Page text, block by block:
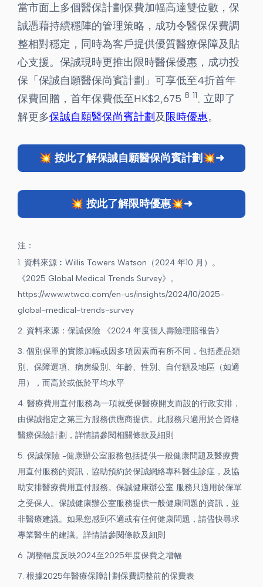
當市面上多個醫保計劃保費加幅高達雙位數，保
誠憑藉持續穩陣的管理策略，成功令醫保保費調
整相對穩定，同時為客戶提供優質醫療保障及貼
心支援。保誠現時更推出限時醫保優惠，成功投
保「保誠自願醫保尚賓計劃」可享低至4折首年
保費回贈，首年保費低至HK$2,675 8 11
。 立即了
解更多保誠自願醫保尚賓計劃 及限時優惠。
💥 按此了解保誠自願醫保尚賓計劃💥➜
💥 按此了解限時優惠💥➜
注：
1. 資料來源︰Willis Towers Watson（2024 年10 月）。
《2025 Global Medical Trends Survey》。
https://www.wtwco.com/en-us/insights/2024/10/2025-
global-medical-trends-survey
2. 資料來源：保誠保險 《2024 年度個人壽險理賠報告》
3. 個別保單的實際加幅或因多項因素而有所不同，包括產品類
別、保障選項、病房級別、年齡、性別、自付額及地區（如適
用），而高於或低於平均水平
4. 醫療費用直付服務為一項就受保醫療開支而設的行政安排，
由保誠指定之第三方服務供應商提供。此服務只適用於合資格
醫療保險計劃，詳情請參閱相關條款及細則
5. 保誠保險 -健康辦公室服務包括提供一般健康問題及醫療費
用直付服務的資訊，協助預約於保誠網絡專科醫生診症，及協
助安排醫療費用直付服務。保誠健康辦公室 服務只適用於保單
之受保人。保誠健康辦公室服務提供一般健康問題的資訊，並
非醫療建議。如果您感到不適或有任何健康問題，請儘快尋求
專業醫生的建議。詳情請參閱條款及細則
6. 調整幅度反映2024至2025年度保費之增幅
7. 根據2025年醫療保障計劃保費調整前的保費表